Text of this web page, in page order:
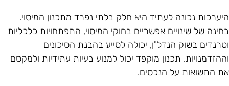
נכונה לעתיד היא חלק בלתי נפרד מתכנון המיסוי.
של שינויים אפשריים בחוקי המיסוי, התפתחויות כלכליות
בשוק הנדל"ן, יכולה לסייע בהבנת הסיכונים
תכנון מוקפד יכול למנוע בעיות עתידיות ולמקסם
התשואות על הנכסים.